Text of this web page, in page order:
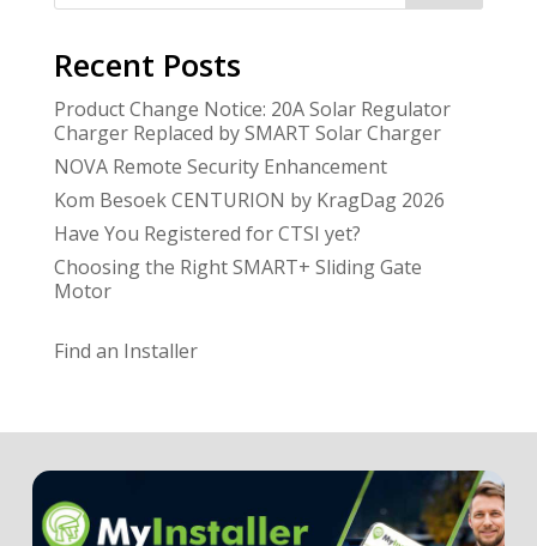
Recent Posts
Product Change Notice: 20A Solar Regulator
Charger Replaced by SMART Solar Charger
NOVA Remote Security Enhancement
Kom Besoek CENTURION by KragDag 2026
Have You Registered for CTSI yet?
Choosing the Right SMART+ Sliding Gate
Motor
Find an Installer